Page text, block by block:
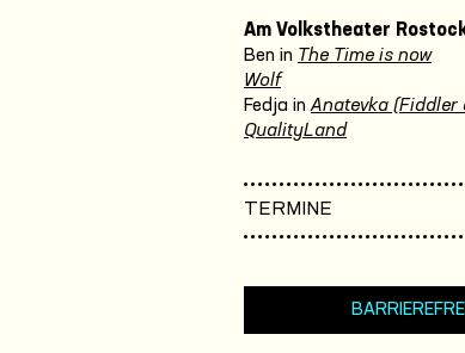
Am Volkstheater
Ben in The Time is now
Wolf
Fedja in Anatevka (Fiddler
QualityLand
TERMINE